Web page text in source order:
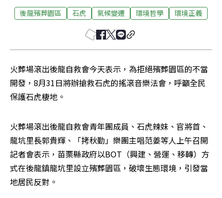
後龍殯葬園區 石虎 氣候變遷 環境哲學 環境正義
火葬場滾出後龍自救會今天表示，為拒絕殯葬園區的不當
開發，8月31日將辦搶救石虎的搖滾音樂法會，呼籲全民
保護石虎棲地。
火葬場滾出後龍自救會青年團成員、石虎辣妹、官將首、
龍坑里長郭貴輝、「拷秋勤」樂團主唱范姜等人上午召開
記者會表示，苗栗縣政府以BOT（興建、營運、移轉）方
式在後龍鎮龍坑里設立殯葬園區，破壞生態環境，引發當
地居民反對。